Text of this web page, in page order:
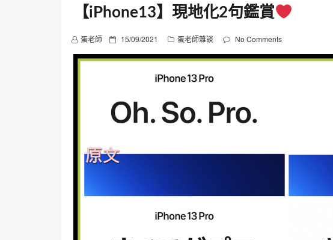
【iPhone13】現地化2句鑑賞
蛋老師
P
s
o
n
15/09/2021 蛋老師雜談 No Comments